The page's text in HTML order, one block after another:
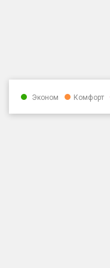
Эконом Комфорт